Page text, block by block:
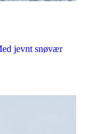
jevnt snøvær